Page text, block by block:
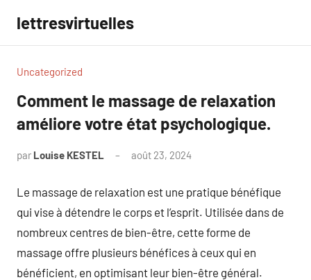
contenu
lettresvirtuelles
Uncategorized
Comment le massage de relaxation
améliore votre état psychologique.
par Louise KESTEL août 23, 2024
Le massage de relaxation est une pratique bénéfique
qui vise à détendre le corps et l’esprit. Utilisée dans de
nombreux centres de bien-être, cette forme de
massage offre plusieurs bénéfices à ceux qui en
bénéficient, en optimisant leur bien-être général.